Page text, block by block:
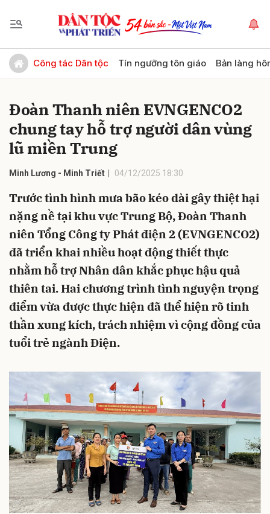
Công tác Dân tộc Tín ngưỡng tôn giáo Bản làng
Đoàn Thanh niên EVNGENCO2
chung tay hỗ trợ người dân vùng
lũ miền Trung
Minh Lương - Minh Triết 04/12/2025 18:30
Trước tình hình mưa bão kéo dài gây thiệt hại
nặng nề tại khu vực Trung Bộ, Đoàn Thanh
niên Tổng Công ty Phát điện 2 (EVNGENCO2)
đã triển khai nhiều hoạt động thiết thực
nhằm hỗ trợ Nhân dân khắc phục hậu quả
thiên tai. Hai chương trình tình nguyện trọng
điểm vừa được thực hiện đã thể hiện rõ tinh
thần xung kích, trách nhiệm vì cộng đồng của
tuổi trẻ ngành Điện.
Gửi bình luận